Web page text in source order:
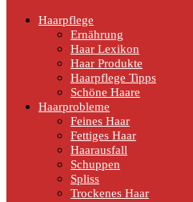
Haarpflege
Ernährung
Haar Lexikon
Haar Produkte
Haarpflege Tipps
Schöne Haare
Haarprobleme
Feines Haar
Fettiges Haar
Haarausfall
Schuppen
Spliss
Trockenes Haar